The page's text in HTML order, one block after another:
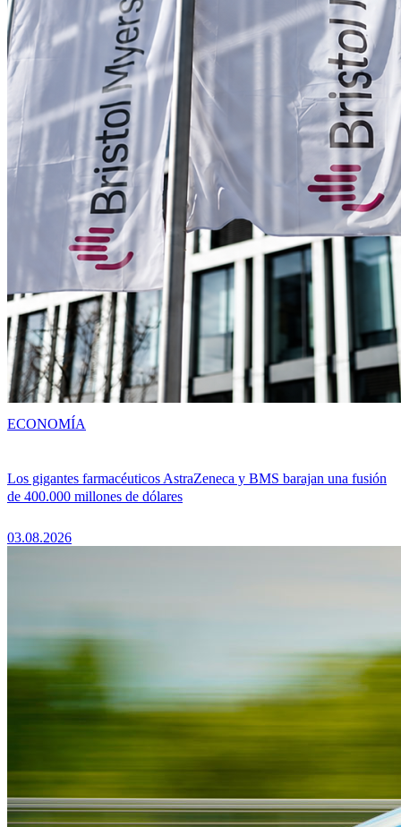
Los gigantes farmacéuticos AstraZeneca y BMS barajan una fusión
de 400.000 millones de dólares
03.08.2026
ECONOMÍA